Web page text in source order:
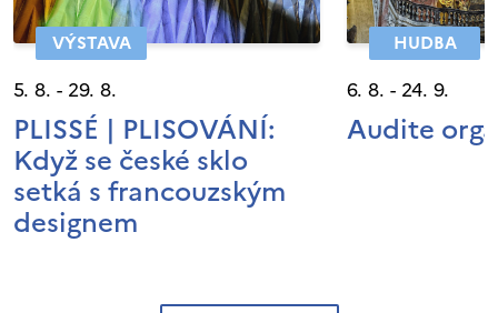
VÝSTAVA
5. 8. - 29. 8.
PLISSÉ | PLISOVÁNÍ:
Když se české sklo
setká s francouzským
designem
HUDBA
6. 8. - 24. 9.
Audite